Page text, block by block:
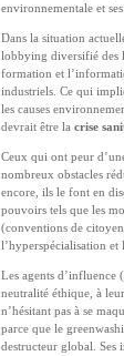
environnementale et ses
Dans la situation
lobbying diversifié des
formation et
industriels. Ce qui
les causes
devrait être la crise
Ceux qui ont peur
nombreux obstacles
encore, ils le font en
pouvoirs tels que les
(conventions de
l’hyperspécialisation et
Les agents d’influence
neutralité éthique, à
n’hésitant pas à se
parce que le
destructeur global. Ses